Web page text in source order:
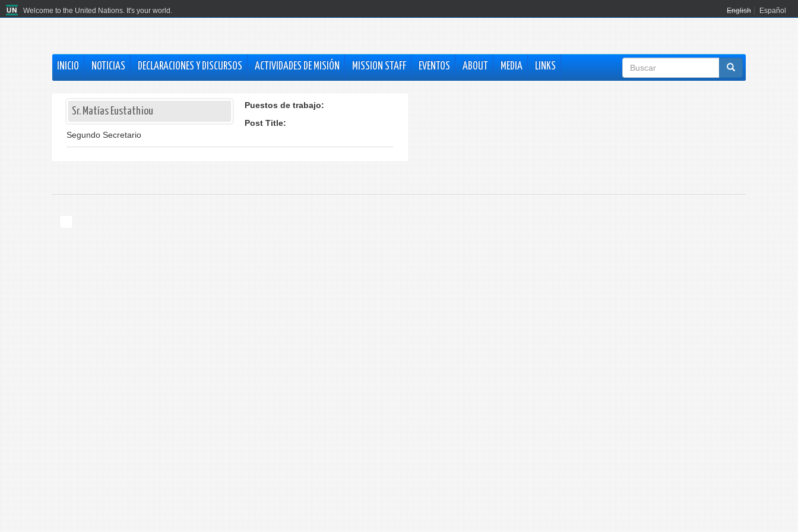
Welcome to the United Nations. It's your world. English Español
INICIO NOTICIAS DECLARACIONES Y DISCURSOS ACTIVIDADES DE MISIÓN MISSION STAFF EVENTOS ABOUT MEDIA LINKS
Formulario
de
búsqueda
Sr. Matías Eustathiou
Puestos de trabajo:
Post Title:
Segundo Secretario